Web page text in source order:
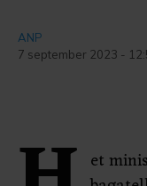
ANP
7 september 2023 -
et